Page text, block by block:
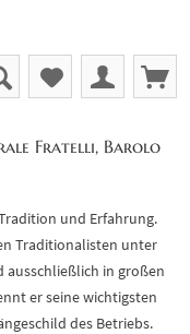
Fratelli, Barolo
und Erfahrung.
Traditionalisten unter
ausschließlich in großen
er seine wichtigsten
des Betriebs.